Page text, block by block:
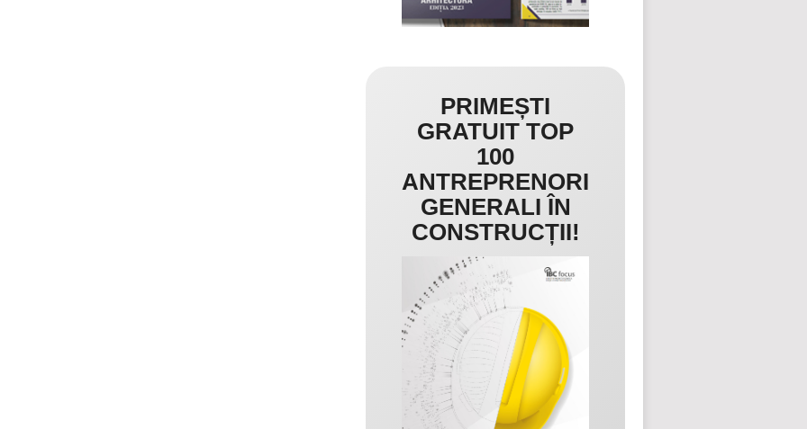
PRIMEȘTI
GRATUIT TOP
100
ANTREPRENORI
GENERALI ÎN
CONSTRUCȚII!